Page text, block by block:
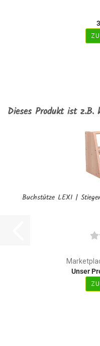
Dieses Produkt ist z.B.
Buchstütze LEXI |
Unser